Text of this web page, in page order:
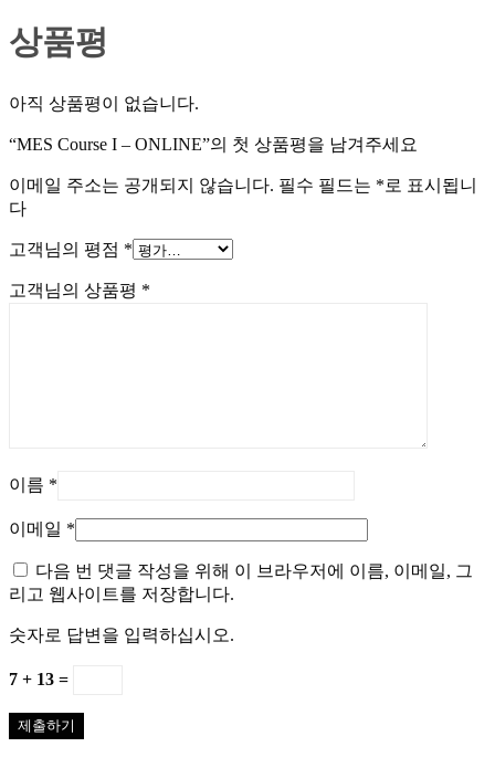
상품평
아직 상품평이 없습니다.
“MES Course I – ONLINE”의 첫 상품평을 남겨주세요
이메일 주소는 공개되지 않습니다. 필수 필드는 *로 표시됩니
다
고객님의 평점 *
고객님의 상품평 *
이름 *
이메일 *
다음 번 댓글 작성을 위해 이 브라우저에 이름, 이메일, 그
리고 웹사이트를 저장합니다.
숫자로 답변을 입력하십시오.
7 + 13 =